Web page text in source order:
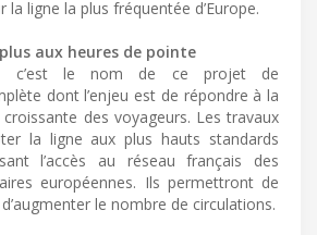
ligne la plus fréquentée d’Europe.
aux heures de pointe
c’est le nom de ce projet de
dont l’enjeu est de répondre à la
des voyageurs. Les travaux
la ligne aux plus hauts standards
l’accès au réseau français des
européennes. Ils permettront de
le nombre de circulations.